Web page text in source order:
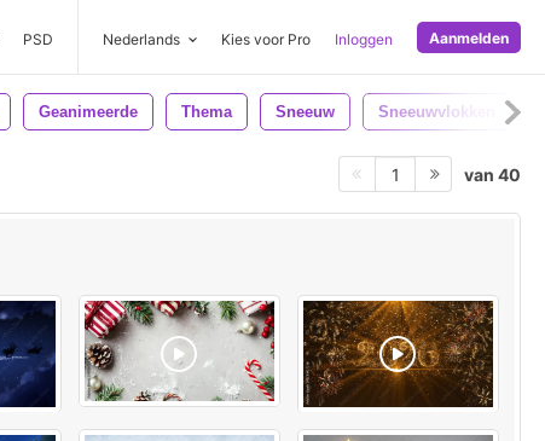
PSD Nederlands Kies voor Pro Inloggen Aanmelden
Geanimeerde Thema Sneeuw Sneeuwvlokken
1 van 40